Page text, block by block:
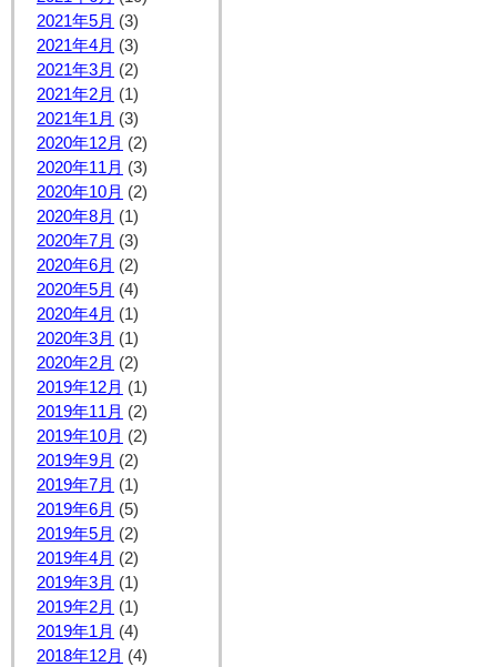
2021年5月 (3)
2021年4月 (3)
2021年3月 (2)
2021年2月 (1)
2021年1月 (3)
2020年12月 (2)
2020年11月 (3)
2020年10月 (2)
2020年8月 (1)
2020年7月 (3)
2020年6月 (2)
2020年5月 (4)
2020年4月 (1)
2020年3月 (1)
2020年2月 (2)
2019年12月 (1)
2019年11月 (2)
2019年10月 (2)
2019年9月 (2)
2019年7月 (1)
2019年6月 (5)
2019年5月 (2)
2019年4月 (2)
2019年3月 (1)
2019年2月 (1)
2019年1月 (4)
2018年12月 (4)